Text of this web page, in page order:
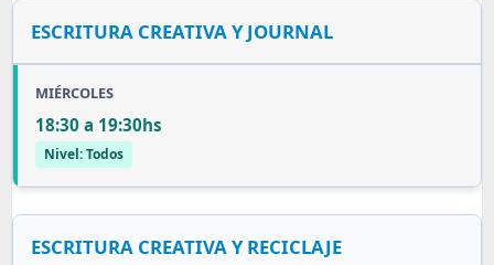
ESCRITURA CREATIVA Y JOURNAL
MIÉRCOLES
18:30 a 19:30hs
Nivel: Todos
ESCRITURA CREATIVA Y RECICLAJE